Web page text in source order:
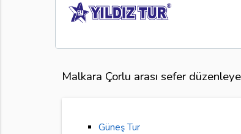
Malkara Çorlu arası sefer
Güneş Tur